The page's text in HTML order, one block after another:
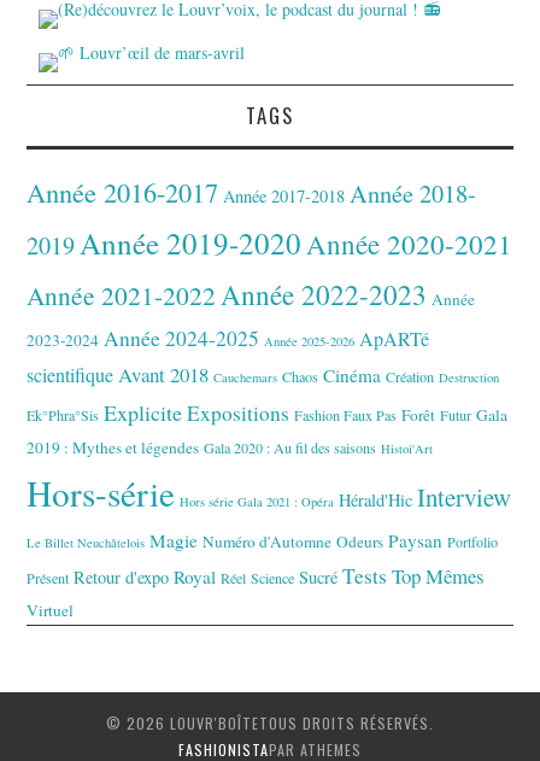
TAGS
Année 2016-2017 Année 2017-2018 Année 2018-
2019Année 2019-2020Année 2020-2021
Année 2021-2022Année 2022-2023 Année
2023-2024 Année 2024-2025 Année 2025-2026 ApARTé
scientifique Avant 2018 Cauchemars Chaos Cinéma Création Destruction
Ek°Phra°Sis ExpliciteExpositions Fashion Faux Pas Forêt Futur Gala
2019 : Mythes et légendes Gala 2020 : Au fil des saisons Histoi'Art
Hors-série Hors série Gala 2021 : Opéra Hérald'Hic Interview
Le Billet Neuchâtelois Magie Numéro d'Automne Odeurs Paysan Portfolio
Présent Retour d'expo Royal Réel Science Sucré Tests Top Mêmes
Virtuel
© 2026 LOUVR'BOÎTETOUS DROITS RÉSERVÉS.
FASHIONISTAPAR ATHEMES